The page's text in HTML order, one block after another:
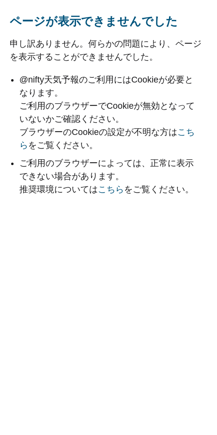
ページが表示できませんでした
申し訳ありません。何らかの問題により、ページ
を表示することができませんでした。
@nifty天気予報のご利用にはCookieが必要と
なります。
ご利用のブラウザーでCookieが無効となって
いないかご確認ください。
ブラウザーのCookieの設定が不明な方はこち
ら をご覧ください。
ご利用のブラウザーによっては、正常に表示
できない場合があります。
推奨環境についてはこちら をご覧ください。